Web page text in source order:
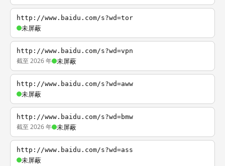
http://www.baidu.com/s?wd=tor
未屏蔽
http://www.baidu.com/s?wd=vpn
截至 2026 年 未屏蔽
http://www.baidu.com/s?wd=aww
未屏蔽
http://www.baidu.com/s?wd=bmw
截至 2026 年 未屏蔽
http://www.baidu.com/s?wd=ass
未屏蔽